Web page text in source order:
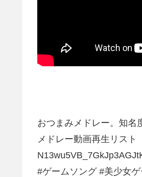
おつまみメドレー。知名
メドレー動画再生リス
#ゲームソング #美少女ゲ